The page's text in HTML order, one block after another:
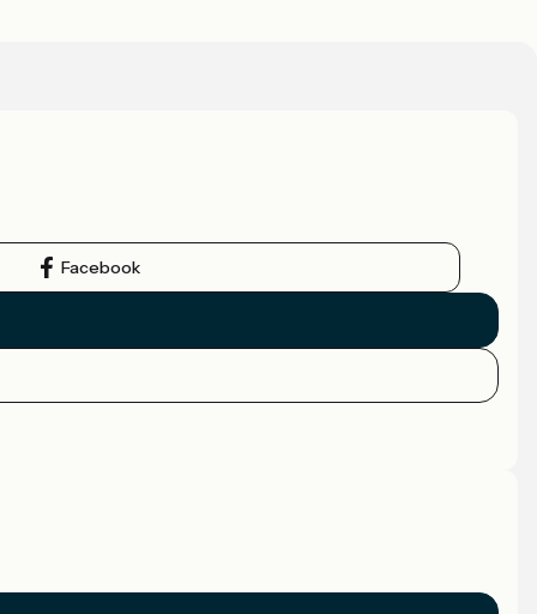
Facebook